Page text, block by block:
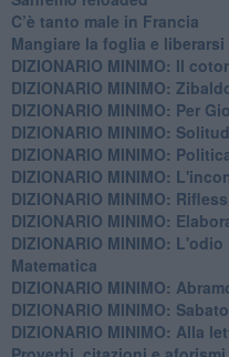
C’è tanto male in Francia
​Mangiare la foglia e
DIZIONARIO MINIMO: Il
DIZIONARIO MINIMO:
DIZIONARIO MINIMO: Per
DIZIONARIO MINIMO:
DIZIONARIO MINIMO:
DIZIONARIO MINIMO:
DIZIONARIO MINIMO:
DIZIONARIO MINIMO:
DIZIONARIO MINIMO: L'odio
​Matematica
DIZIONARIO MINIMO:
DIZIONARIO MINIMO: Sabato
​DIZIONARIO MINIMO: Alla